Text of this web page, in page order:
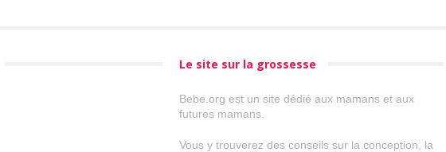
Le site sur la grossesse
Bebe.org est un site dédié aux mamans et aux
futures mamans.
Vous y trouverez des conseils sur la conception, la